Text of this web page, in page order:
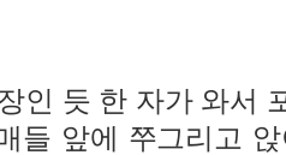
인 듯 한 자가 와서
들 앞에 쭈그리고